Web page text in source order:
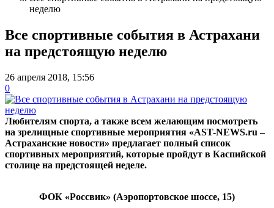
неделю
Все спортивные события в Астрахани
на предстоящую неделю
26 апреля 2018, 15:56
0
Любителям спорта, а также всем желающим посмотреть
на зрелищные спортивные мероприятия «AST-NEWS.ru –
Астраханские новости» предлагает полный список
спортивных мероприятий, которые пройдут в Каспийской
столице на предстоящей неделе.
ФОК «Россвик» (Аэропортовское шоссе, 15)